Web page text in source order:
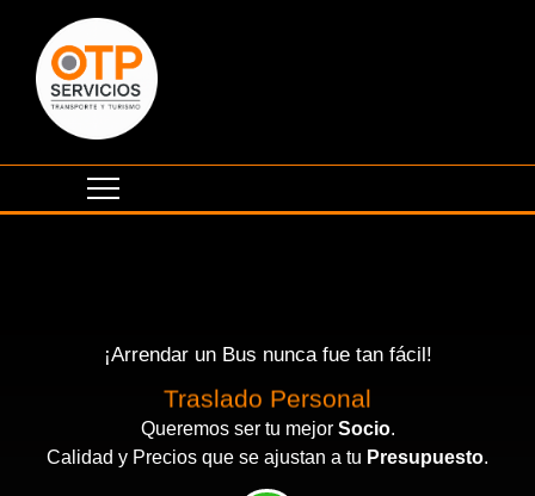
¡Arrendar un Bus nunca fue tan fácil!
Traslado Personal
Queremos ser tu mejor Socio.
Calidad y Precios que se ajustan a tu Presupuesto.